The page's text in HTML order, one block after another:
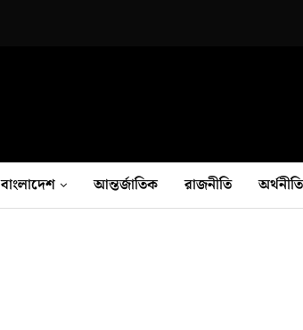
বাংলাদেশ আন্তর্জাতিক রাজনীতি অর্থনীতি